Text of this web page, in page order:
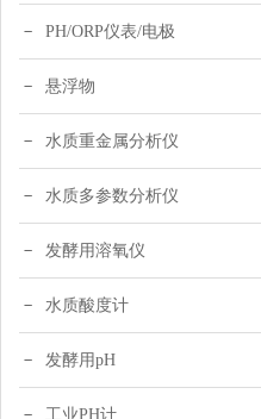
PH/ORP仪表/电极
悬浮物
水质重金属分析仪
水质多参数分析仪
发酵用溶氧仪
水质酸度计
发酵用pH
工业PH计